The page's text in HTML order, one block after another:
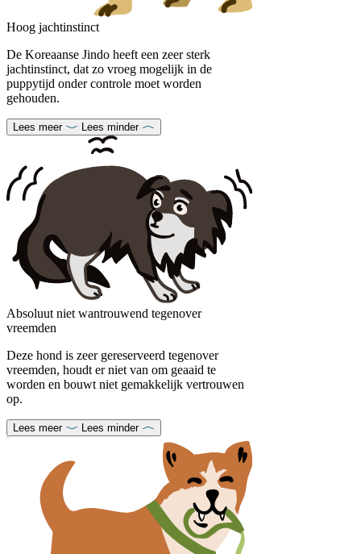
Hoog jachtinstinct
De Koreaanse Jindo heeft een zeer sterk
jachtinstinct, dat zo vroeg mogelijk in de
puppytijd onder controle moet worden
gehouden.
Lees meer Lees minder
Absoluut niet wantrouwend tegenover
vreemden
Deze hond is zeer gereserveerd tegenover
vreemden, houdt er niet van om geaaid te
worden en bouwt niet gemakkelijk vertrouwen
op.
Lees meer Lees minder